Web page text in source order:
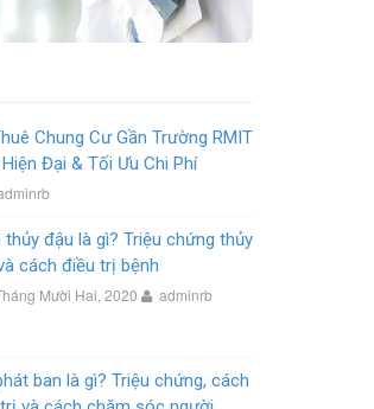
Chung Cư Gần Trường RMIT
Đại & Tối Ưu Chi Phí
thủy đậu là gì? Triệu chứng thủy
cách điều trị bệnh
Mười Hai, 2020 adminrb
ban là gì? Triệu chứng, cách